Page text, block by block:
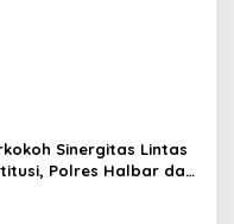
Sinergitas Lintas
Polres Halbar dan